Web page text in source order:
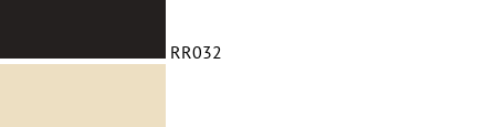
RR032